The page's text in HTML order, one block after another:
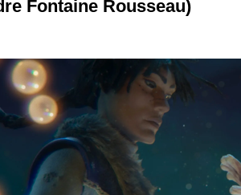
Fontaine Rousseau)